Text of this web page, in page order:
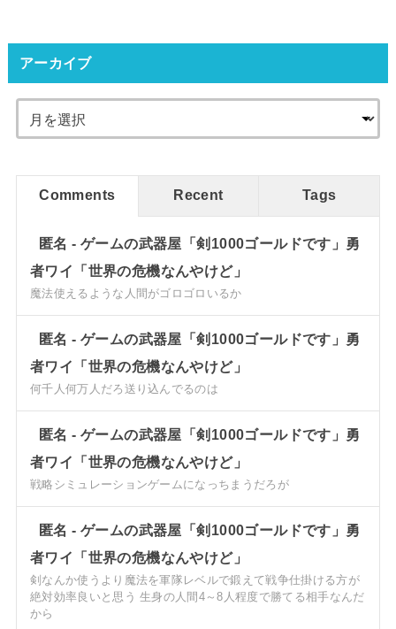
アーカイブ
Comments Recent Tags
匿名- ゲームの武器屋「剣1000ゴールドです」勇
者ワイ「世界の危機なんやけど」
魔法使えるような人間がゴロゴロいるか
匿名- ゲームの武器屋「剣1000ゴールドです」勇
者ワイ「世界の危機なんやけど」
何千人何万人だろ送り込んでるのは
匿名- ゲームの武器屋「剣1000ゴールドです」勇
者ワイ「世界の危機なんやけど」
戦略シミュレーションゲームになっちまうだろが
匿名- ゲームの武器屋「剣1000ゴールドです」勇
者ワイ「世界の危機なんやけど」
剣なんか使うより魔法を軍隊レベルで鍛えて戦争仕掛ける方が
絶対効率良いと思う 生身の人間4～8人程度で勝てる相手なんだ
から